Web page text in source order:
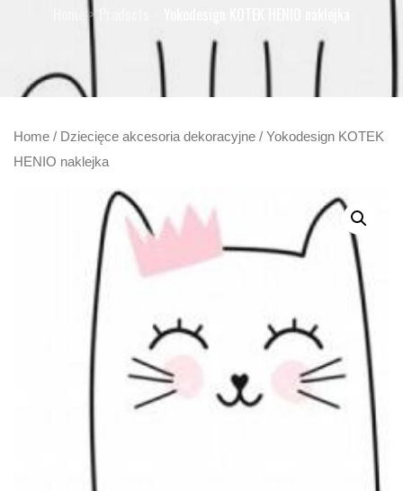
Home / Dziecięce akcesoria dekoracyjne / Yokodesign KOTEK
HENIO naklejka